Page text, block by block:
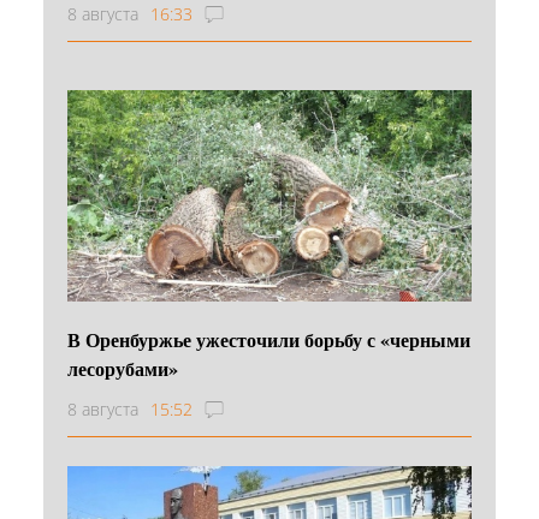
8 августа 16:33
В Оренбуржье ужесточили борьбу с «черными
лесорубами»
8 августа 15:52